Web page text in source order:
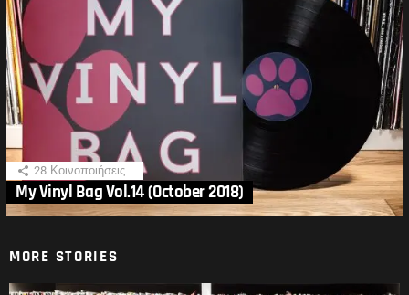
28 Κοινοποιήσεις
My Vinyl Bag Vol.14 (October 2018)
MORE STORIES